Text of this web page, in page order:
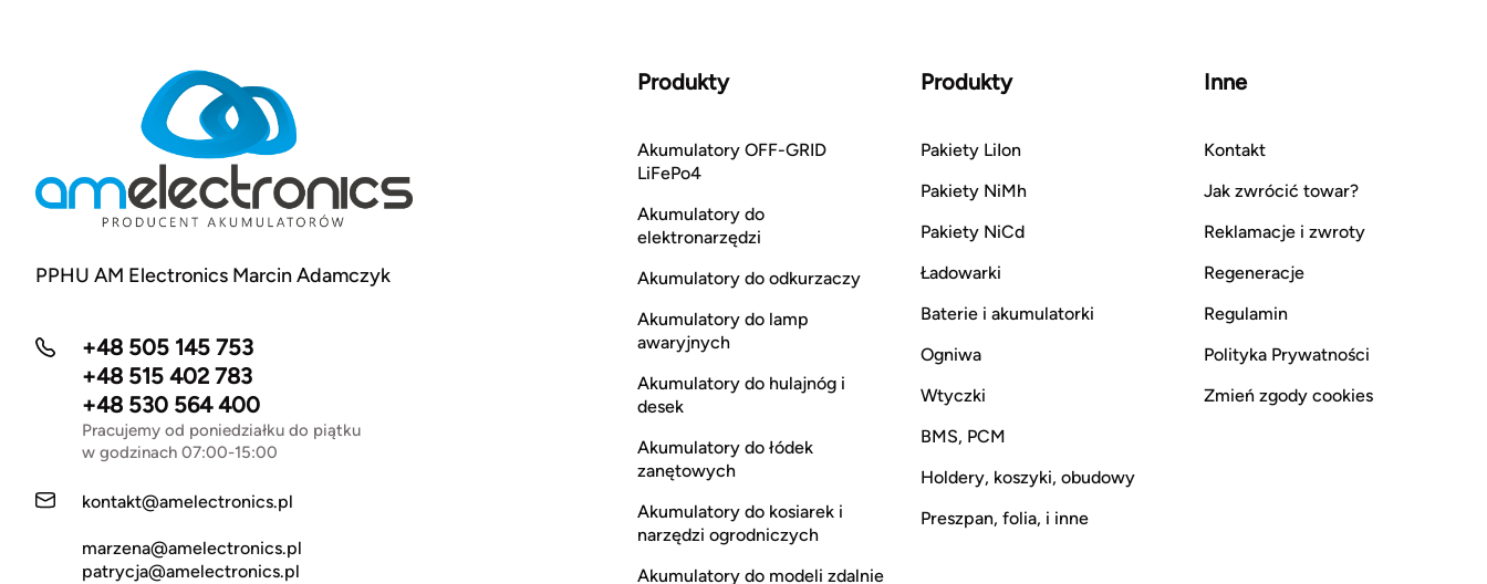
PPHU AM Electronics Marcin Adamczyk
+48 505 145 753
+48 515 402 783
+48 530 564 400
Pracujemy od poniedziałku do piątku
w godzinach 07:00-15:00
kontakt@amelectronics.pl
marzena@amelectronics.pl
patrycja@amelectronics.pl
Produkty
Akumulatory OFF-GRID
LiFePo4
Akumulatory do
elektronarzędzi
Akumulatory do odkurzaczy
Akumulatory do lamp
awaryjnych
Akumulatory do hulajnóg i
desek
Akumulatory do łódek
zanętowych
Akumulatory do kosiarek i
narzędzi ogrodniczych
Akumulatory do modeli zdalnie
Produkty
Pakiety LiIon
Pakiety NiMh
Pakiety NiCd
Ładowarki
Baterie i akumulatorki
Ogniwa
Wtyczki
BMS, PCM
Holdery, koszyki, obudowy
Preszpan, folia, i inne
Inne
Kontakt
Jak zwrócić towar?
Reklamacje i zwroty
Regeneracje
Regulamin
Polityka Prywatności
Zmień zgody cookies